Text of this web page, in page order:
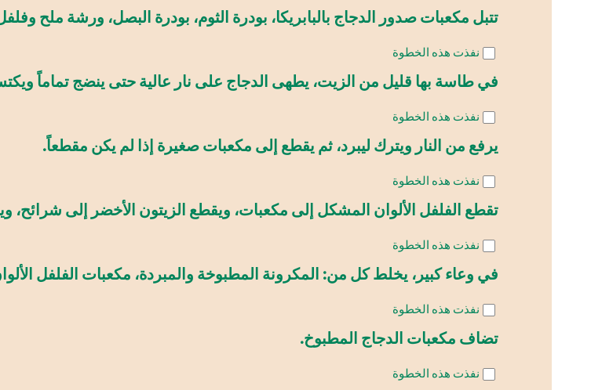
تتبل مكعبات صدور الدجاج بالبابريكا، بودرة الثوم، بودرة البصل، ورشة ملح
نفذت هذه الخطوة
في طاسة بها قليل من الزيت، يطهى الدجاج على نار عالية حتى ينضج تماماً
نفذت هذه الخطوة
يرفع من النار ويترك ليبرد، ثم يقطع إلى مكعبات صغيرة إذا لم يكن مقطعاً.
نفذت هذه الخطوة
تقطع الفلفل الألوان المشكل إلى مكعبات، ويقطع الزيتون الأخضر إلى شرائح،
نفذت هذه الخطوة
في وعاء كبير، يخلط كل من: المكرونة المطبوخة والمبردة، مكعبات الفلفل
نفذت هذه الخطوة
تضاف مكعبات الدجاج المطبوخ.
نفذت هذه الخطوة